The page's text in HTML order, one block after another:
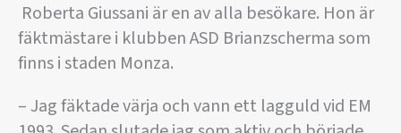
Roberta Giussani är en av alla besökare. Hon är
fäktmästare i klubben ASD Brianzscherma som
finns i staden Monza.
– Jag fäktade värja och vann ett lagguld vid EM